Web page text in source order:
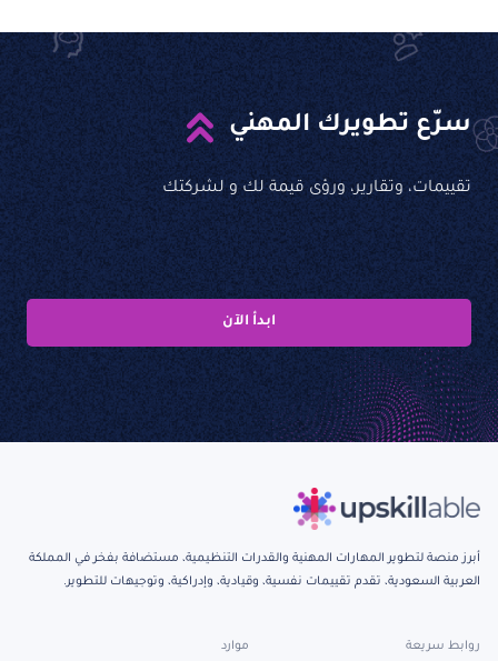
سرّع تطويرك المهني
تقييمات، وتقارير، ورؤى قيمة لك و لشركتك
ابدأ الآن
أبرز منصة لتطوير المهارات المهنية والقدرات التنظيمية، مستضافة بفخر في المملكة
العربية السعودية، تقدم تقييمات نفسية، وقيادية، وإدراكية، وتوجيهات للتطوير.
روابط سريعة موارد